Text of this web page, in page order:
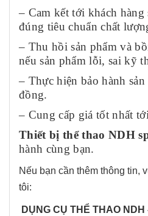
– Cam kết tới khách hàng
đúng tiêu chuẩn chất
– Thu hồi sản phẩm và
nếu sản phẩm lỗi, sai kỹ
– Thực hiện bảo hành
đồng.
– Cung cấp giá tốt nhất
Thiết bị thể thao NDH
hành cùng bạn.
Nếu bạn cần thêm thông tin,
tôi:
DỤNG CỤ THỂ THAO